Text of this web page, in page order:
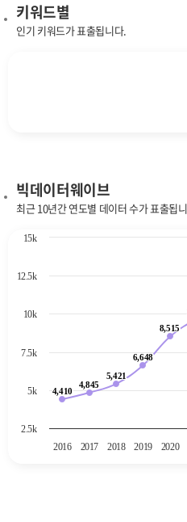
키워드별
인기 키워드가 표출됩니다.
빅데이터웨이브
최근 10년간 연도별 데이터 수가 표출됩
Chart
The chart has 1 X axis displaying
The chart has 1 Y axis displaying
4,410
4,410
4,845
4,845
5,421
5,421
6,648
6,648
8,515
8,515
2016 2017 2018 2019 2020
2.5k
5k
7.5k
10k
12.5k
15k